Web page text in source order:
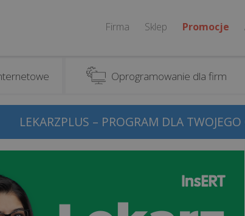
Firma Sklep Promocje
Oprogramowanie dla firm
LEKARZPLUS – PROGRAM DLA